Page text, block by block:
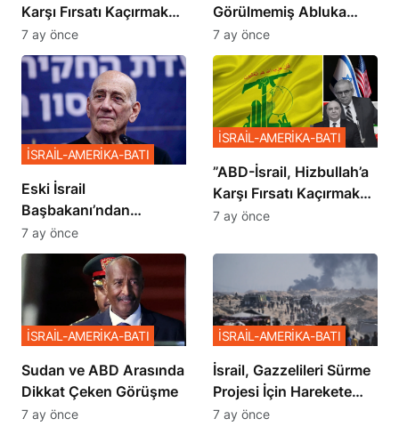
Karşı Fırsatı Kaçırmak
İstemiyor”
7 ay önce
Görülmemiş Abluka
Planı
7 ay önce
Eski İsrail
Başbakanı’ndan
Netanyahu’ya Ağır
Sözler
İSRAİL-AMERİKA-BATI
7 ay önce
​​​​​​​”ABD-İsrail, Hizbullah’a
Karşı Fırsatı Kaçırmak
İstemiyor”
İSRAİL-AMERİKA-BATI
7 ay önce
Sudan ve ABD Arasında
Dikkat Çeken Görüşme
İSRAİL-AMERİKA-BATI
7 ay önce
İsrail, Gazzelileri Sürme
Projesi İçin Harekete
Geçti
İSRAİL-AMERİKA-BATI
7 ay önce